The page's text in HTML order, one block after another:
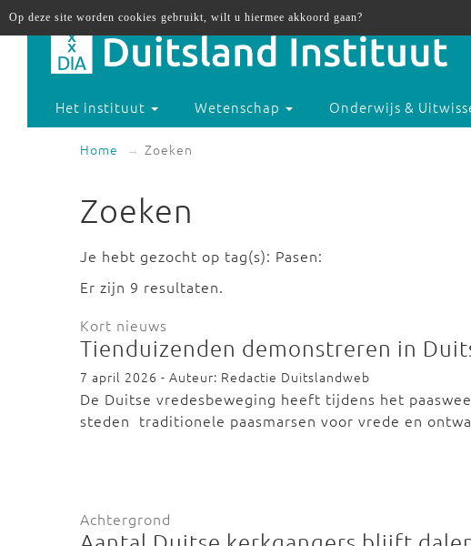
Het instituut Wetenschap Onderwijs &
Home Zoeken
Zoeken
Je hebt gezocht op tag(s): Pasen:
Er zijn 9 resultaten.
Kort nieuws
Tienduizenden demonstreren in
7 april 2026 - Auteur: Redactie Duitslandweb
De Duitse vredesbeweging heeft tijdens het
steden traditionele paasmarsen voor vrede en
Achtergrond
Op deze site worden cookies gebruikt, wilt u hiermee akkoord gaan?